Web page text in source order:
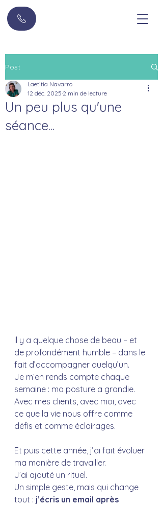
Post
Un peu plus qu'une
séance...
Laetitia Navarro
12 déc. 2025 2 min de lecture
Il y a quelque chose de beau – et
de profondément humble – dans le
fait d’accompagner quelqu’un.
Je m’en rends compte chaque
semaine : ma posture a grandie.
Avec mes clients, avec moi, avec
ce que la vie nous offre comme
défis et comme éclairages.
Et puis cette année, j’ai fait évoluer
ma manière de travailler.
J’ai ajouté un rituel.
Un simple geste, mais qui change
tout : j’écris un email après